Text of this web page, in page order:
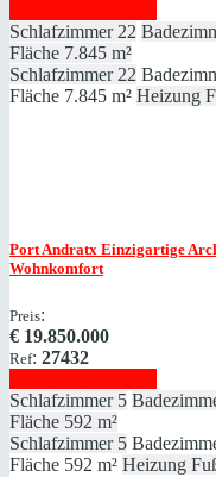
Schlafzimmer 22
Fläche 7.845 m²
Schlafzimmer 22
Fläche 7.845 m² Heizung
Port Andratx Einzigartige
Wohnkomfort
Preis:
€ 19.850.000
Ref: 27432
Schlafzimmer 5
Fläche 592 m²
Schlafzimmer 5
Fläche 592 m² Heizung